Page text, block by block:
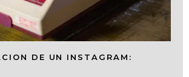
DE UN INSTAGRAM: